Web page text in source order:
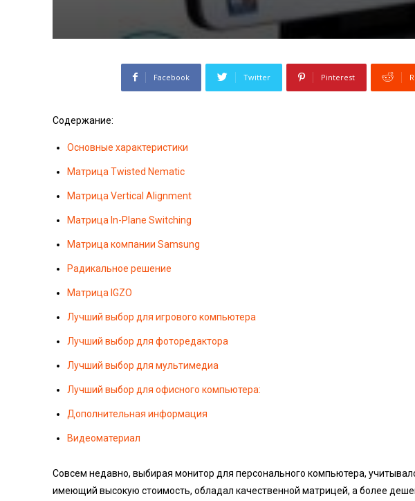
Facebook Twitter Pinterest
Содержание:
Основные характеристики
Матрица Twisted Nematic
Матрица Vertical Alignment
Матрица In-Plane Switching
Матрица компании Samsung
Радикальное решение
Матрица IGZO
Лучший выбор для игрового компьютера
Лучший выбор для фоторедактора
Лучший выбор для мультимедиа
Лучший выбор для офисного компьютера:
Дополнительная информация
Видеоматериал
Совсем недавно, выбирая монитор для персонального компьютера,
имеющий высокую стоимость, обладал качественной матрицей, а более